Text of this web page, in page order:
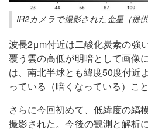
IR2カメラで撮影された金星（提供
波長2μm付近は二酸化炭素の強
覆う雲の高低が明暗として画像
は、南北半球とも緯度50度付近
っている（暗くなっている）こと
さらに今回初めて、低緯度の縞
撮影された。今後の観測と解析